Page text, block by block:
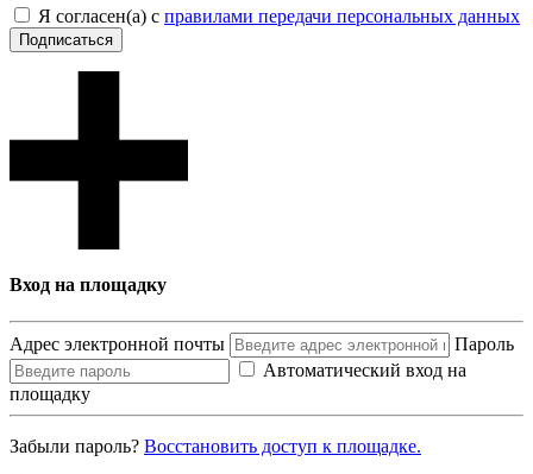
Я согласен(а) с правилами передачи персональных данных
Подписаться
Вход на площадку
Адрес электронной почты
Пароль
Автоматический вход на
площадку
Забыли пароль? Восcтановить доступ к площадке.